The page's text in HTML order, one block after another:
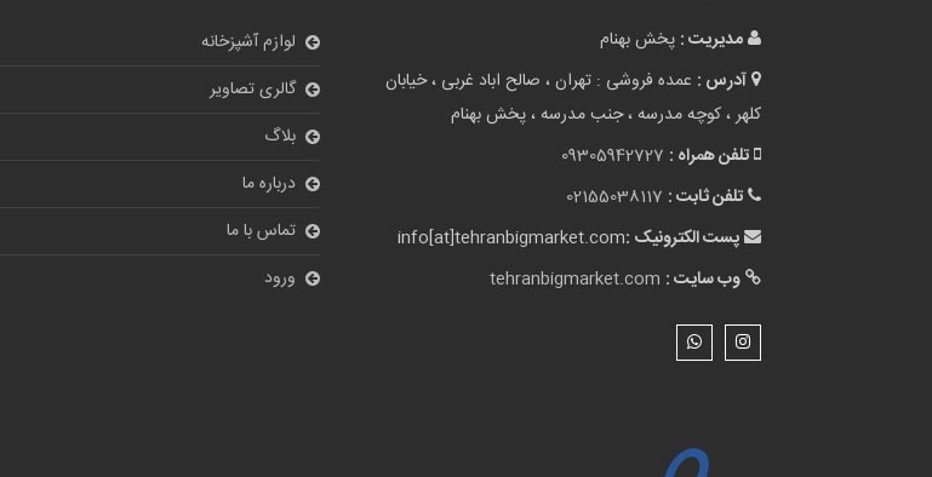
مدیریت : پخش بهنام
آدرس : عمده فروشی : تهران ، صالح اباد غربی ، خیابان
کلهر ، کوچه مدرسه ، جنب مدرسه ، پخش بهنام
تلفن همراه : 09305942727
تلفن ثابت : 02155038117
پست الکترونیک :info[at]tehranbigmarket.com
وب سایت : tehranbigmarket.com
لوازم آشپزخانه
گالری تصاویر
بلاگ
درباره ما
تماس با ما
ورود